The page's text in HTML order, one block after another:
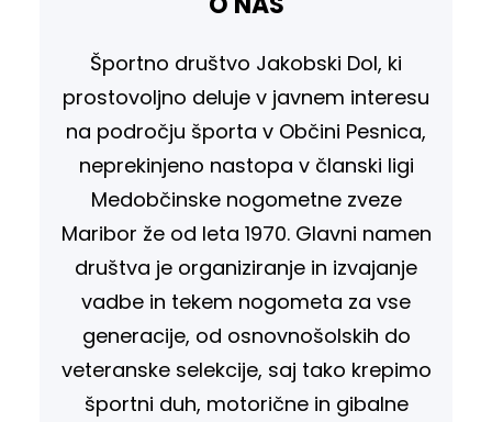
Športno društvo Jakobski Dol, ki
prostovoljno deluje v javnem interesu
na področju športa v Občini Pesnica,
neprekinjeno nastopa v članski ligi
Medobčinske nogometne zveze
Maribor že od leta 1970. Glavni namen
društva je organiziranje in izvajanje
vadbe in tekem nogometa za vse
generacije, od osnovnošolskih do
veteranske selekcije, saj tako krepimo
športni duh, motorične in gibalne